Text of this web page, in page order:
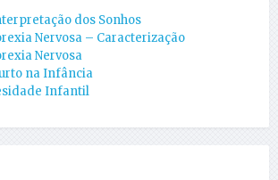
dos Sonhos
Nervosa – Caracterização
Nervosa
na Infância
Infantil